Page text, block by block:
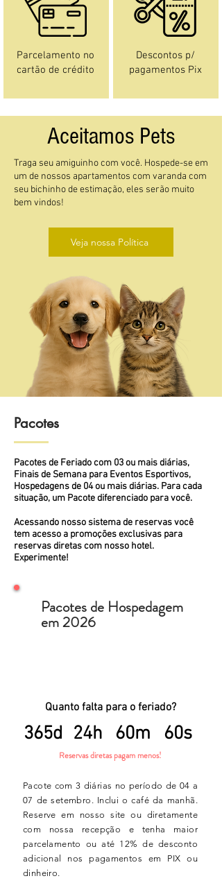
Parcelamento no
cartão de crédito
Descontos p/
pagamentos Pix
Aceitamos Pets
Traga seu amiguinho com você. Hospede-se em
um de nossos apartamentos com varanda com
seu bichinho de estimação, eles serão muito
bem vindos!
Veja nossa Política
Pacotes
Pacotes de Feriado com 03 ou mais diárias,
Finais de Semana para Eventos Esportivos,
Hospedagens de 04 ou mais diárias. Para cada
situação, um Pacote diferenciado para você.
Acessando nosso sistema de reservas você
tem acesso a promoções exclusivas para
reservas diretas com nosso hotel.
Experimente!
Pacotes de Hospedagem
em 2026
365d 24h 60m 60s
Reservas diretas pagam menos!
Quanto falta para o feriado?
Pacote com 3 diárias no período de 04 a
07 de setembro. Inclui o café da manhã.
Reserve em nosso site ou diretamente
com nossa recepção e tenha maior
parcelamento ou até 12% de desconto
adicional nos pagamentos em PIX ou
dinheiro.